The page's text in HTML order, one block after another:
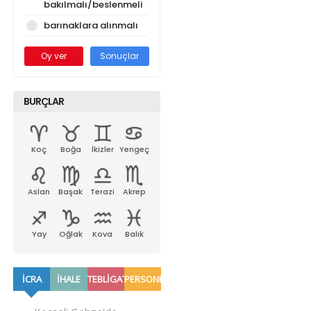
bakılmalı/beslenmeli
barınaklara alınmalı
Oy ver Sonuçlar
BURÇLAR
Koç Boğa İkizler Yengeç
Aslan Başak Terazi Akrep
Yay Oğlak Kova Balık